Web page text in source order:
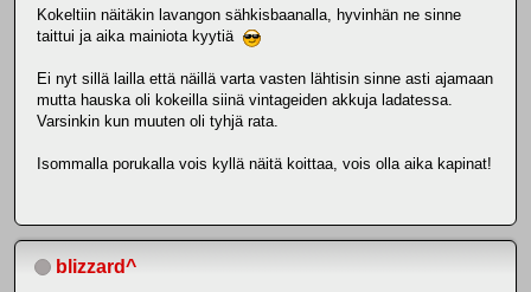
Kokeltiin näitäkin lavangon sähkisbaanalla, hyvinhän ne sinne
taittui ja aika mainiota kyytiä
Ei nyt sillä lailla että näillä varta vasten lähtisin sinne asti ajamaan
mutta hauska oli kokeilla siinä vintageiden akkuja ladatessa.
Varsinkin kun muuten oli tyhjä rata.
Isommalla porukalla vois kyllä näitä koittaa, vois olla aika kapinat!
blizzard^